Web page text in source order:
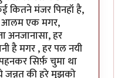
कितने मंजर पिनहॉ है,
आलम एक मगर,
अनजानासा, हर
है मगर , हर पल नयी
सिर्फ़ चुमा था
की हुरे मुझको